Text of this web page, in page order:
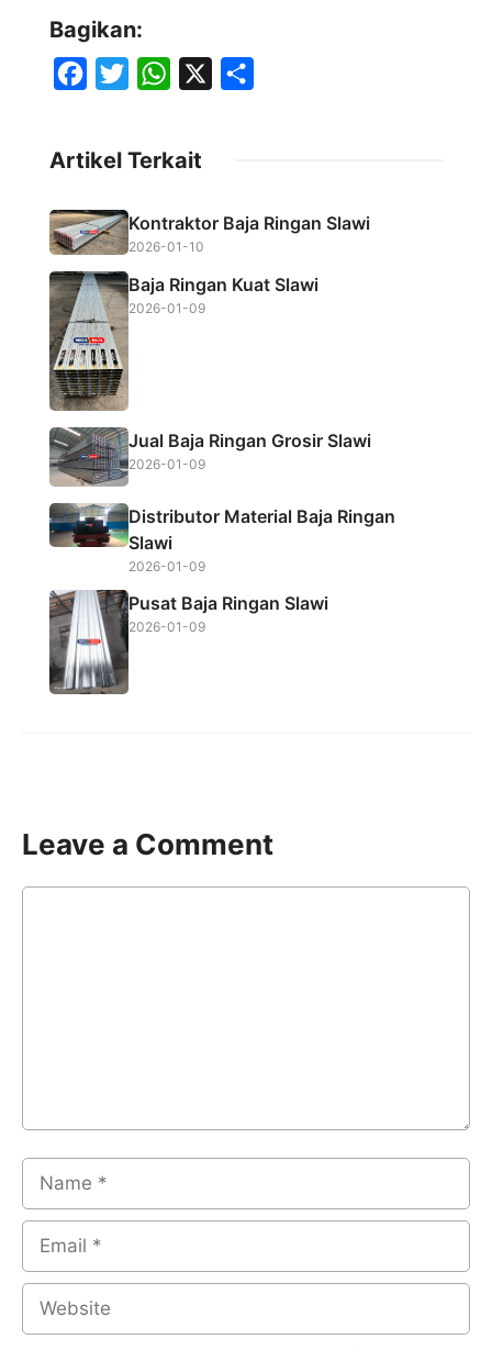
Bagikan:
e
b
o
o
k
t
e
t
A
p
Artikel Terkait
Kontraktor Baja Ringan Slawi
2026-01-10
Baja Ringan Kuat Slawi
2026-01-09
Jual Baja Ringan Grosir Slawi
2026-01-09
Distributor Material Baja Ringan
Slawi
2026-01-09
Pusat Baja Ringan Slawi
2026-01-09
Leave a Comment
Comment
Name
Email
Website